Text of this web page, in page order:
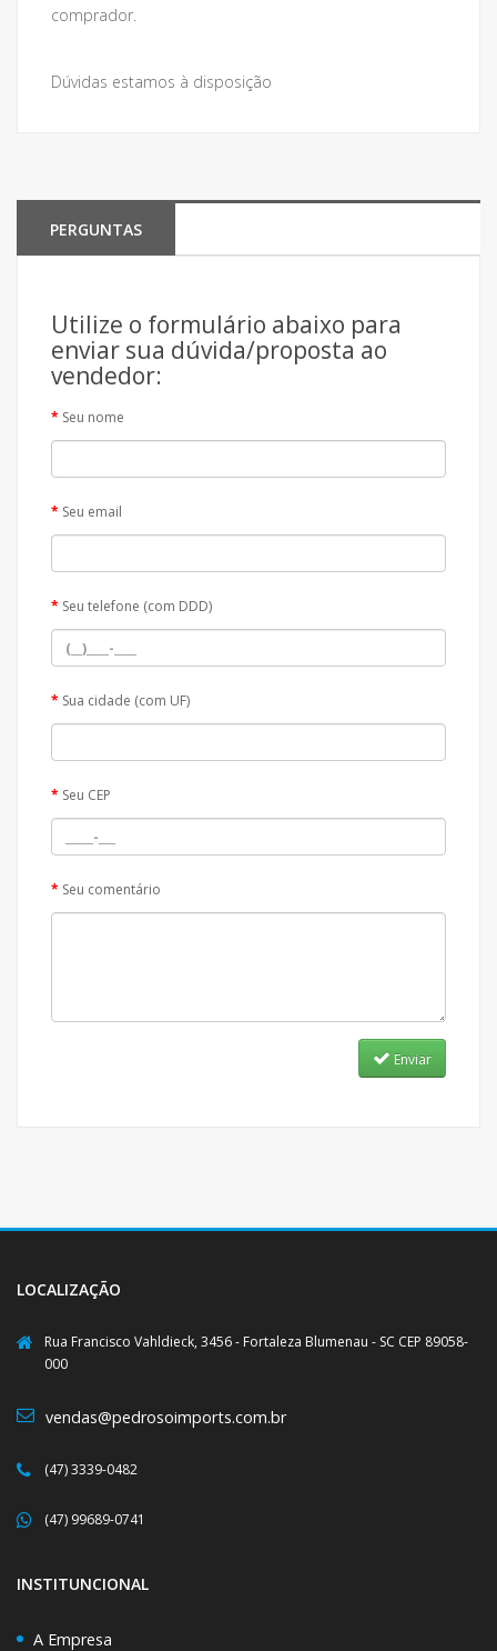
comprador.
Dúvidas estamos à disposição
PERGUNTAS
Utilize o formulário abaixo para
enviar sua dúvida/proposta ao
vendedor:
Seu nome
Seu email
Seu telefone (com DDD)
Sua cidade (com UF)
Seu CEP
Seu comentário
Enviar
LOCALIZAÇÃO
Rua Francisco Vahldieck, 3456 - Fortaleza Blumenau - SC CEP 89058-
000
vendas@pedrosoimports.com.br
(47) 3339-0482
(47) 99689-0741
INSTITUNCIONAL
A Empresa